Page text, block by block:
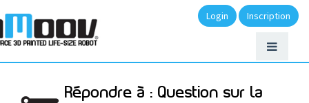
Login Inscription
Répondre à : Question sur la